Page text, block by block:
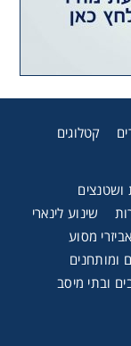
קטלוגים
ושטנצים
שינוע לינארי
מסוע
ומותחנים
ובתי מיסב